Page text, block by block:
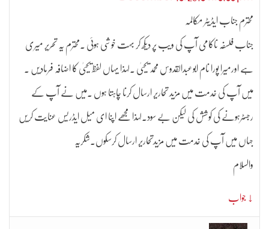
محترم جناب ایڈیٹر مکالمہ
جناب فلسفہ ناکامی آپ کی ویب پر دیکھ کر بہت خوشی ہوئی ۔محترم یہ تحریر میری
ہے اورمیرا پورا نام ابوعبدالقدوس محمد یحییٰ ۔لہذا یہاں لفظ یحییٰ کا اضافہ فرمادیں ۔
میں آپ کی خدمت میں مزید تحاریر ارسال کرنا چاہتا ہوں ۔میں نے آپ کے
رجسٹرہونے کی کوشش کی لیکن بے سود۔لہذا مجھے اپنا ای میل ایڈریس عنایت کریں
جہاں میں آپ کی خدمت میں مزیدتحاریر ارسال کرسکوں۔شکریہ
والسلام
↓ جواب